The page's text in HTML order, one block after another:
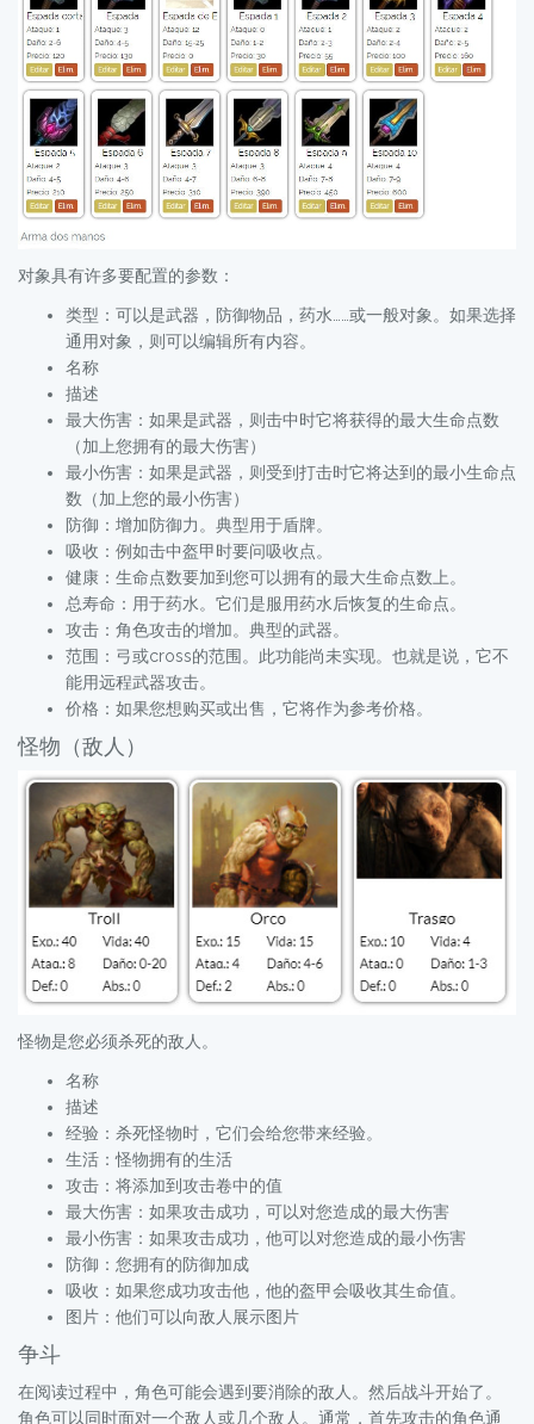
对象具有许多要配置的参数：
类型：可以是武器，防御物品，药水……或一般对象。如果选择
通用对象，则可以编辑所有内容。
名称
描述
最大伤害：如果是武器，则击中时它将获得的最大生命点数
（加上您拥有的最大伤害）
最小伤害：如果是武器，则受到打击时它将达到的最小生命点
数（加上您的最小伤害）
防御：增加防御力。典型用于盾牌。
吸收：例如击中盔甲时要问吸收点。
健康：生命点数要加到您可以拥有的最大生命点数上。
总寿命：用于药水。它们是服用药水后恢复的生命点。
攻击：角色攻击的增加。典型的武器。
范围：弓或cross的范围。此功能尚未实现。也就是说，它不
能用远程武器攻击。
价格：如果您想购买或出售，它将作为参考价格。
怪物（敌人）
怪物是您必须杀死的敌人。
名称
描述
经验：杀死怪物时，它们会给您带来经验。
生活：怪物拥有的生活
攻击：将添加到攻击卷中的值
最大伤害：如果攻击成功，可以对您造成的最大伤害
最小伤害：如果攻击成功，他可以对您造成的最小伤害
防御：您拥有的防御加成
吸收：如果您成功攻击他，他的盔甲会吸收其生命值。
图片：他们可以向敌人展示图片
争斗
在阅读过程中，角色可能会遇到要消除的敌人。然后战斗开始了。
角色可以同时面对一个敌人或几个敌人。通常，首先攻击的角色通